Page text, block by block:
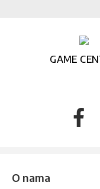
GAME
O nama